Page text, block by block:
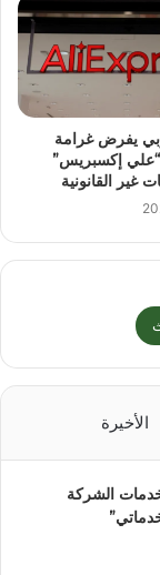
يفرض غرامة
إكسبريس”
غير القانونية
الأخيرة
الشركة